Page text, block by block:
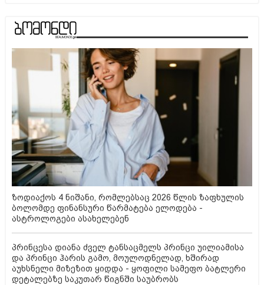
ზოდიაქოს 4 ნიშანი, რომლებსაც 2026 წლის ზაფხულის
ბოლომდე ფინანსური წარმატება ელოდება -
ასტროლოგები ასახელებენ
პრინცესა დიანა ძველ ტანსაცმელს პრინცი უილიამისა
და პრინცი ჰარის გამო, მოულოდნელად, ხშირად
აუხსნელი მიზეზით ყიდდა - ყოფილი სამეფო ბატლერი
დეტალებზე საკუთარ წიგნში საუბრობს